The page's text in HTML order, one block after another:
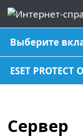
Выберите
ESET
Сервер